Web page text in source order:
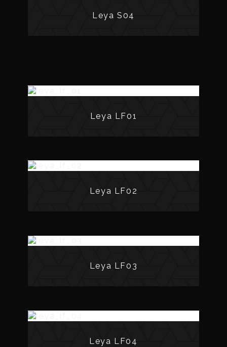
Leya S04
Leya LF01
Leya LF02
Leya LF03
Leya LF04